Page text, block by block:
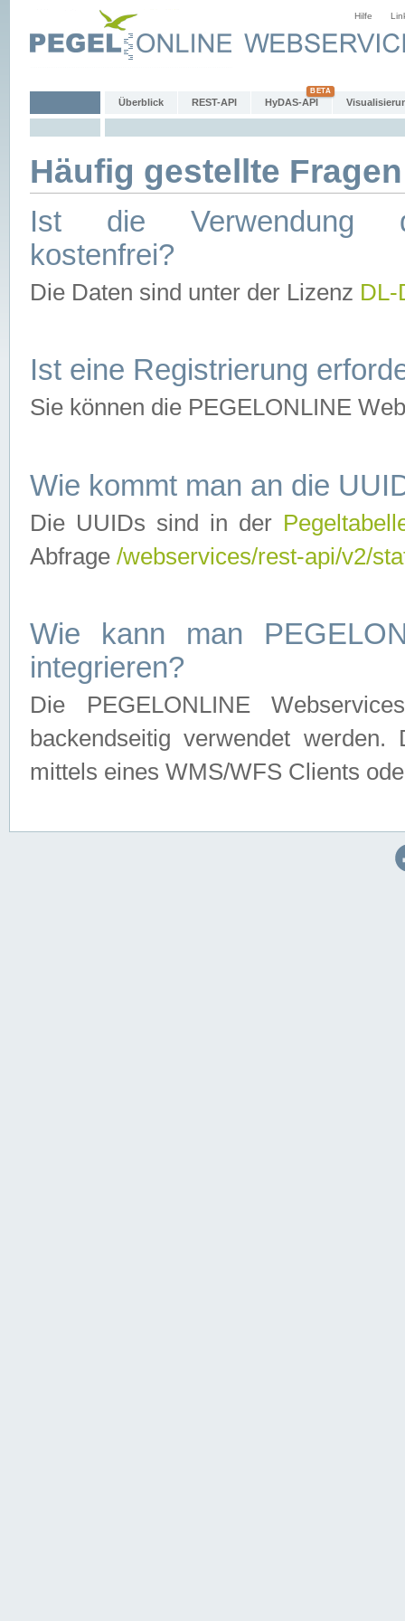
Hilfe
Überblick REST-API HyDAS-API
Häufig gestellte
Ist die Verwendung
kostenfrei?
Die Daten sind unter der Lizenz
Ist eine Registrierung
Sie können die PEGELONLINE
Wie kommt man an die
Die UUIDs sind in der
Abfrage /webservices/rest-api/v2/
Wie kann man
integrieren?
Die PEGELONLINE
backendseitig verwendet
mittels eines WMS/WFS Clients